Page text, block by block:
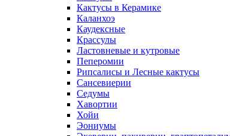
Кактусы в Керамике
Каланхоэ
Каудексные
Крассулы
Ластовневые и кутровые
Пеперомии
Рипсалисы и Лесные кактусы
Сансевиерии
Седумы
Хавортии
Хойи
Эониумы